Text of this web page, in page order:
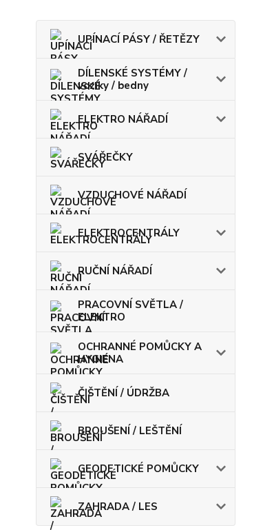
UPÍNACÍ PÁSY / ŘETĚZY
DÍLENSKÉ SYSTÉMY /
vozíky / bedny
ELEKTRO NÁŘADÍ
SVÁŘEČKY
VZDUCHOVÉ NÁŘADÍ
ELEKTROCENTRÁLY
RUČNÍ NÁŘADÍ
PRACOVNÍ SVĚTLA /
ELEKTRO
OCHRANNÉ POMŮCKY A
HYGIENA
ČIŠTĚNÍ / ÚDRŽBA
BROUŠENÍ / LEŠTĚNÍ
GEODETICKÉ POMŮCKY
ZAHRADA / LES